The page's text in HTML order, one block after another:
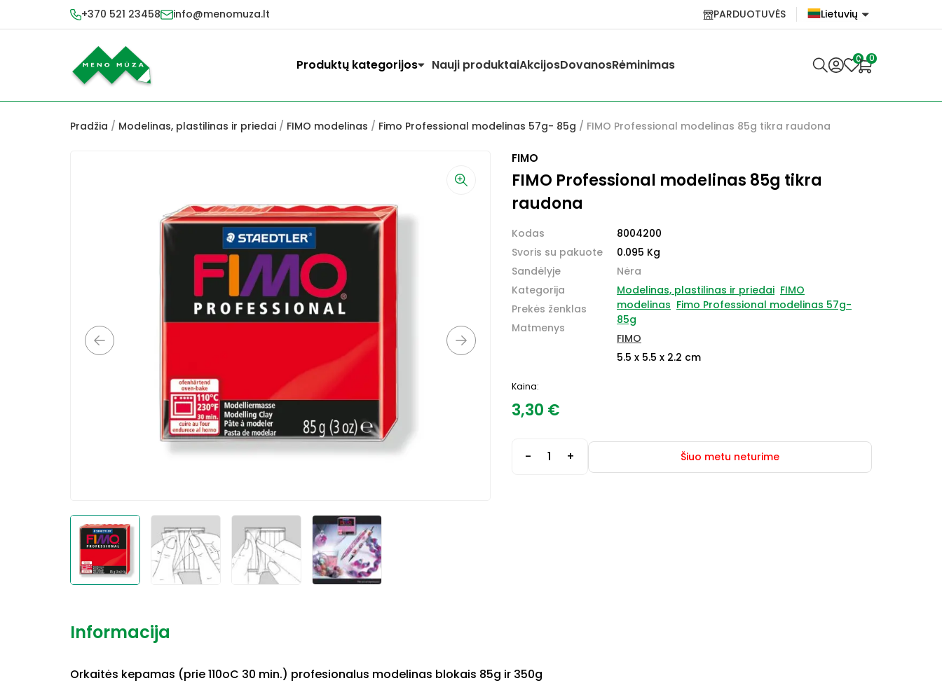
+370 521 23458 info@menomuza.lt PARDUOTUVĖS
Lietuvių
Lietuvių
Produktų kategorijos Nauji produktaiAkcijosDovanosRėminimas 0 0
Pradžia / Modelinas, plastilinas ir priedai / FIMO modelinas / Fimo Professional modelinas 57g- 85g / FIMO Professional modelinas 85g tikra raudona
FIMO
FIMO Professional modelinas 85g tikra
raudona
Kodas
Svoris su pakuote
Sandėlyje
Kategorija
Prekės ženklas
Matmenys
8004200
0.095 Kg
Nėra
Modelinas, plastilinas ir priedai FIMO
modelinas Fimo Professional modelinas 57g-
85g
FIMO
5.5 x 5.5 x 2.2 cm
Kaina:
3,30 €
- + Šiuo metu neturime
Informacija
Orkaitės kepamas (prie 110oC 30 min.) profesionalus modelinas blokais 85g ir 350g